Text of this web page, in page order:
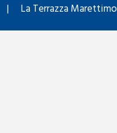
La Terrazza Marettimo